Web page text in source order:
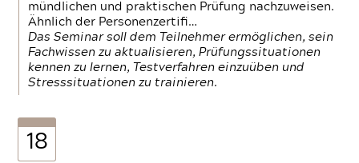
mündlichen und praktischen Prüfung nachzuweisen.
Ähnlich der Personenzertifi…
Das Seminar soll dem Teilnehmer ermöglichen, sein
Fachwissen zu aktualisieren, Prüfungssituationen
kennen zu lernen, Testverfahren einzuüben und
Stresssituationen zu trainieren.
18